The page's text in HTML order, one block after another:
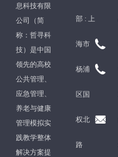
息科技有限
公司（简
称：哲寻科
技）是中国
领先的高校
公共管理、
应急管理、
养老与健康
管理模拟实
践教学整体
解决方案提
部 : 上
海市
杨浦
区国
权北
路